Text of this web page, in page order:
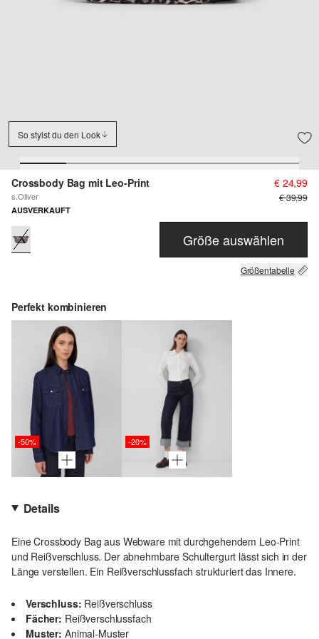
So stylst du den Look
Crossbody Bag mit Leo-Print
s.Oliver
€ 24,99
€ 39,99
AUSVERKAUFT
Größe auswählen
Größentabelle
Perfekt kombinieren
-50% -20%
Details
Eine Crossbody Bag aus Webware mit durchgehendem Leo-Print
und Reißverschluss. Der abnehmbare Schultergurt lässt sich in der
Länge verstellen. Ein Reißverschlussfach strukturiert das Innere.
Verschluss: Reißverschluss
Fächer: Reißverschlussfach
Muster: Animal-Muster